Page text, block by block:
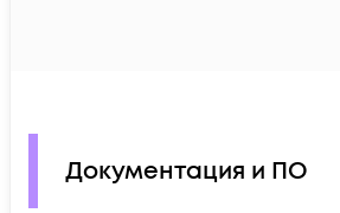
Документация и ПО